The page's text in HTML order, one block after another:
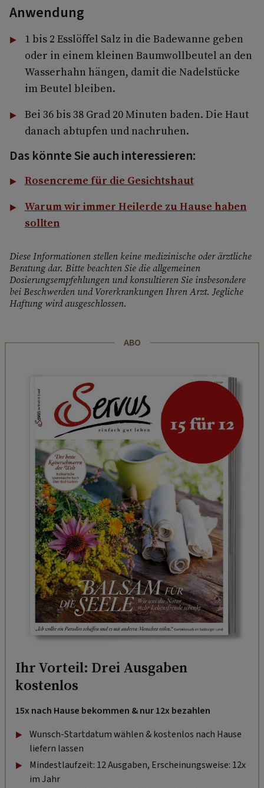
Anwendung
1 bis 2 Esslöffel Salz in die Badewanne geben
oder in einem kleinen Baumwollbeutel an den
Wasserhahn hängen, damit die Nadelstücke
im Beutel bleiben.
Bei 36 bis 38 Grad 20 Minuten baden. Die Haut
danach abtupfen und nachruhen.
Das könnte Sie auch interessieren:
Rosencreme für die Gesichtshaut
Warum wir immer Heilerde zu Hause haben
sollten
Diese Informationen stellen keine medizinische oder ärztliche
Beratung dar. Bitte beachten Sie die allgemeinen
Dosierungsempfehlungen und konsultieren Sie insbesondere
bei Beschwerden und Vorerkrankungen Ihren Arzt. Jegliche
Haftung wird ausgeschlossen.
ABO
Ihr Vorteil: Drei Ausgaben
kostenlos
15x nach Hause bekommen & nur 12x bezahlen
Wunsch-Startdatum wählen & kostenlos nach Hause
liefern lassen
Mindestlaufzeit: 12 Ausgaben, Erscheinungsweise: 12x
im Jahr